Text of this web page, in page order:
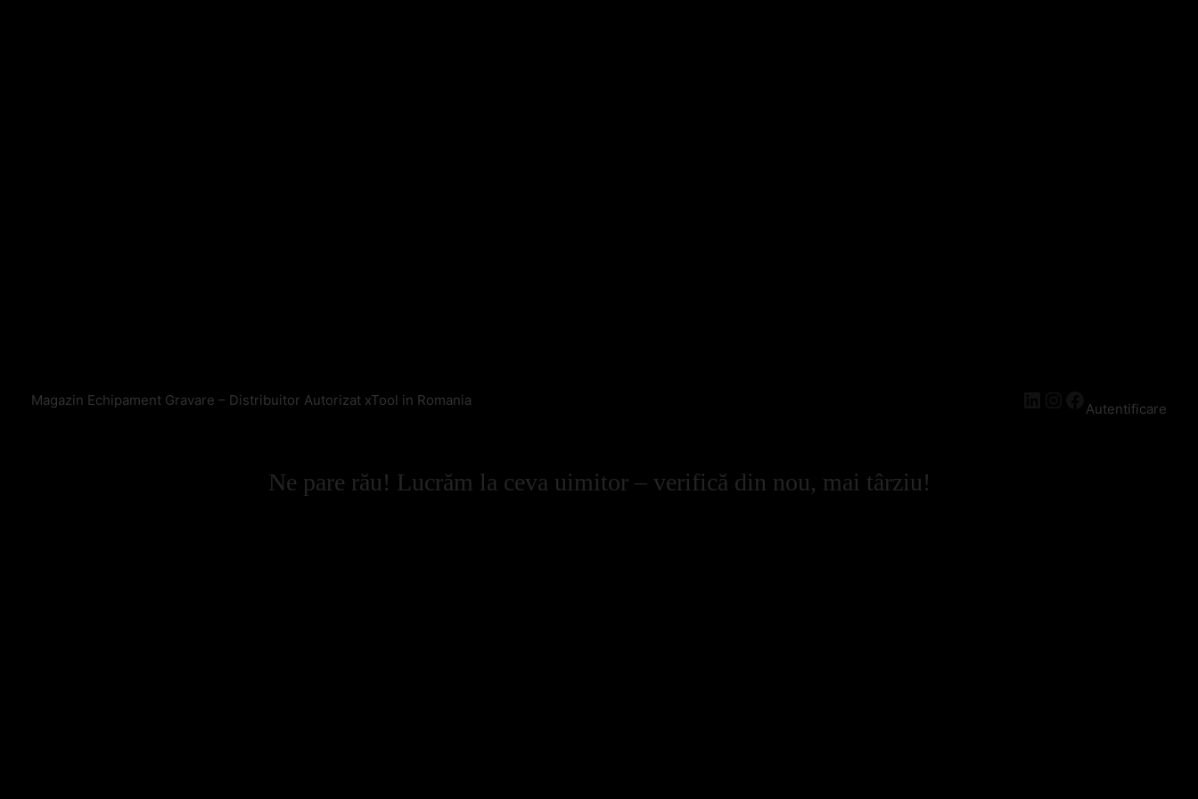
Magazin Echipament Gravare – Distribuitor Autorizat xTool in Romania
Autentificare
Ne pare rău! Lucrăm la ceva uimitor – verifică din nou, mai târziu!